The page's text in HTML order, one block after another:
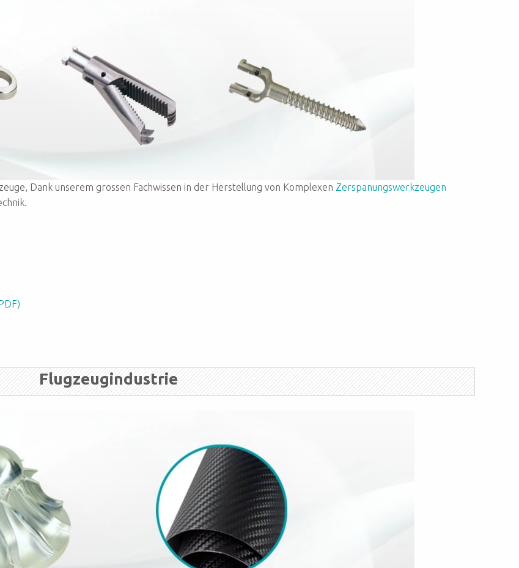
Dank unserem grossen Fachwissen in der Herstellung von Komplexen Zerspanungswerkzeugen
Flugzeugindustrie